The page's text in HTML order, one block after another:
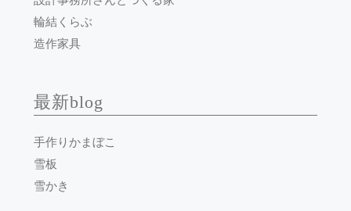
輪結くらぶ
造作家具
最新blog
手作りかまぼこ
雪板
雪かき